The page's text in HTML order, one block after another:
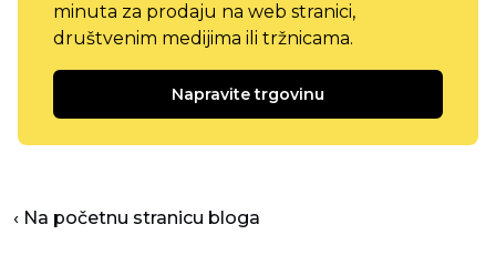
minuta za prodaju na web stranici,
društvenim medijima ili tržnicama.
Napravite trgovinu
‹ Na početnu stranicu bloga